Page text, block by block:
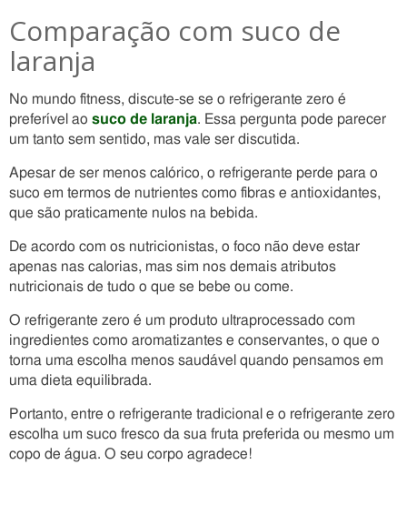
Comparação com suco de
laranja
No mundo fitness, discute-se se o refrigerante zero é
preferível ao suco de laranja. Essa pergunta pode parecer
um tanto sem sentido, mas vale ser discutida.
Apesar de ser menos calórico, o refrigerante perde para o
suco em termos de nutrientes como fibras e antioxidantes,
que são praticamente nulos na bebida.
De acordo com os nutricionistas, o foco não deve estar
apenas nas calorias, mas sim nos demais atributos
nutricionais de tudo o que se bebe ou come.
O refrigerante zero é um produto ultraprocessado com
ingredientes como aromatizantes e conservantes, o que o
torna uma escolha menos saudável quando pensamos em
uma dieta equilibrada.
Portanto, entre o refrigerante tradicional e o refrigerante zero
escolha um suco fresco da sua fruta preferida ou mesmo um
copo de água. O seu corpo agradece!